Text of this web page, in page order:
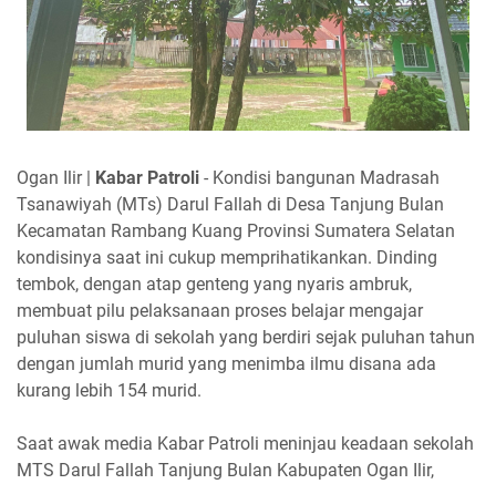
Ogan Ilir | Kabar Patroli - Kondisi bangunan Madrasah
Tsanawiyah (MTs) Darul Fallah di Desa Tanjung Bulan
Kecamatan Rambang Kuang Provinsi Sumatera Selatan
kondisinya saat ini cukup memprihatikankan. Dinding
tembok, dengan atap genteng yang nyaris ambruk,
membuat pilu pelaksanaan proses belajar mengajar
puluhan siswa di sekolah yang berdiri sejak puluhan tahun
dengan jumlah murid yang menimba ilmu disana ada
kurang lebih 154 murid.
Saat awak media Kabar Patroli meninjau keadaan sekolah
MTS Darul Fallah Tanjung Bulan Kabupaten Ogan Ilir,